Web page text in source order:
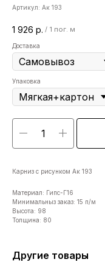
Артикул: Ак 193
1 926 р. / 1 пог. м
Доставка
Упаковка
Карниз с рисунком Ак 193
Материал: Гипс-Г16
Минимальныз заказ: 15 п/м
Высота: 98
Толщина: 80
Другие товары